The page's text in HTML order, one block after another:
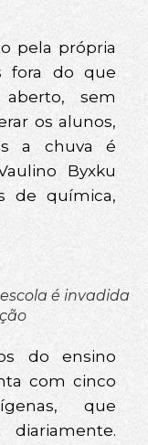
pela própria
fora do que
sem
os alunos,
a chuva é
Byxku
de química,
é invadida
do ensino
com cinco
que
diariamente.